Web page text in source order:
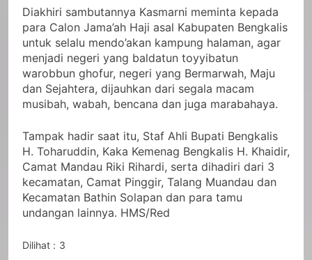
Diakhiri sambutannya Kasmarni meminta kepada
para Calon Jama’ah Haji asal Kabupaten Bengkalis
untuk selalu mendo’akan kampung halaman, agar
menjadi negeri yang baldatun toyyibatun
warobbun ghofur, negeri yang Bermarwah, Maju
dan Sejahtera, dijauhkan dari segala macam
musibah, wabah, bencana dan juga marabahaya.
Tampak hadir saat itu, Staf Ahli Bupati Bengkalis
H. Toharuddin, Kaka Kemenag Bengkalis H. Khaidir,
Camat Mandau Riki Rihardi, serta dihadiri dari 3
kecamatan, Camat Pinggir, Talang Muandau dan
Kecamatan Bathin Solapan dan para tamu
undangan lainnya. HMS/Red
Dilihat : 3